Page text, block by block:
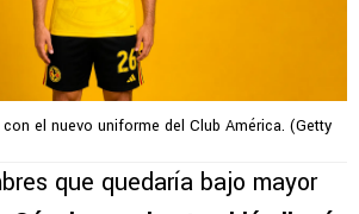
el nuevo uniforme del Club América. (Getty
que quedaría bajo mayor